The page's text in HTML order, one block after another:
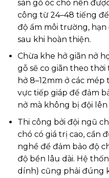
sàn gỗ óc chó nên
công từ 24–48 tiếng
độ ẩm môi trường,
sau khi hoàn thiện.
Chừa khe hở giãn nở
gỗ sẽ co giãn theo thời
hở 8–12mm ở các
vực tiếp giáp để đảm
nở mà không bị đội
Thi công bởi đội ngũ
chó có giá trị cao, cần
nghề để đảm bảo độ
độ bền lâu dài. Hệ
dính) cũng phải đúng